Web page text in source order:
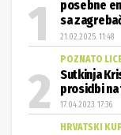
posebne
sa
21.02.2025. 11:48
POZNATO
Sutkinja
prosidbi na
17.04.2023. 17:36
HRVATSKI